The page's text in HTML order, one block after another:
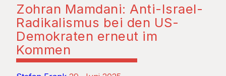
Zohran Mamdani: Anti-Israel-
Radikalismus bei den US-
Demokraten erneut im
Kommen